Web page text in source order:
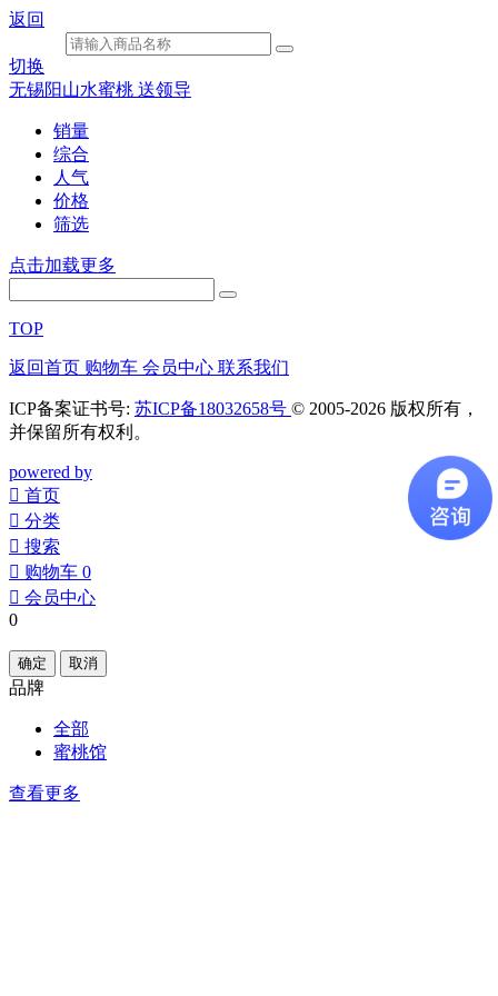
返回
切换
无锡阳山水蜜桃 送领导
销量
综合
人气
价格
筛选
点击加载更多
TOP
返回首页 购物车 会员中心 联系我们
ICP备案证书号: 苏ICP备18032658号 © 2005-2026 版权所有，
并保留所有权利。
powered by
󰀁 首页
󰀂 分类
󰀃 搜索
󰀄 购物车 0
󰀅 会员中心
0
确定 取消
品牌
全部
蜜桃馆
查看更多